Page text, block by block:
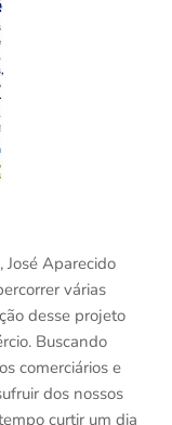
José Aparecido
várias
desse projeto
Buscando
comerciários e
dos nossos
curtir um dia